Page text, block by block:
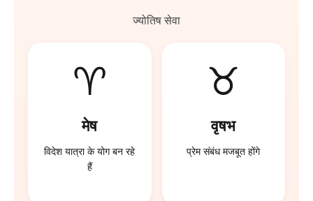
ज्योतिष सेवा
♈
मेष
विदेश यात्रा के योग बन रहे
हैं
♉
वृषभ
प्रेम संबंध मजबूत होंगे